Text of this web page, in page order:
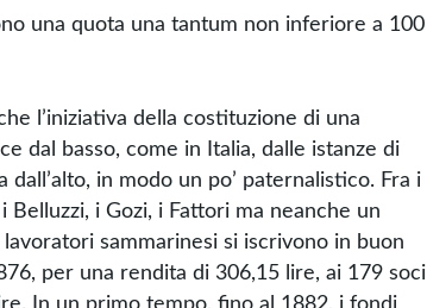
una quota una tantum non inferiore a 100
l’iniziativa della costituzione di una
dal basso, come in Italia, dalle istanze di
in modo un po’ paternalistico. Fra i
i Gozi, i Fattori ma neanche un
sammarinesi si iscrivono in buon
per una rendita di 306,15 lire, ai 179 soci